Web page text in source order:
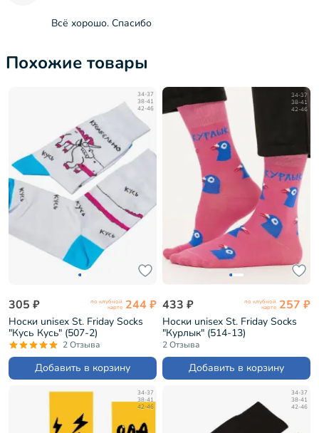
Всё хорошо. Спасибо
Похожие товары
34-37
38-41
42-46
305 ₽ по клубной
карте 244 ₽
Носки unisex St. Friday Socks
"Кусь Кусь" (507-2)
2 Отзыва
Добавить в корзину
34-37
38-41
42-46
433 ₽ по клубной
карте 257 ₽
Носки unisex St. Friday Socks
"Курлык" (514-13)
2 Отзыва
Добавить в корзину
34-37
38-41
42-46
34-37
38-41
42-46